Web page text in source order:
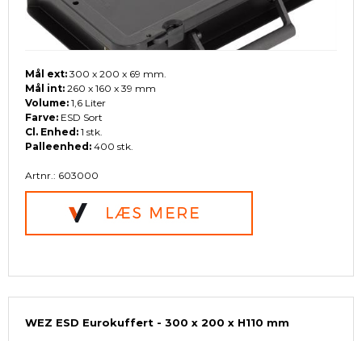
Mål ext: 300 x 200 x 69 mm.
Mål int: 260 x 160 x 39 mm
Volume: 1,6 Liter
Farve: ESD Sort
Cl. Enhed: 1 stk.
Palleenhed: 400 stk.
Artnr.: 603000
WEZ ESD Eurokuffert - 300 x 200 x H110 mm